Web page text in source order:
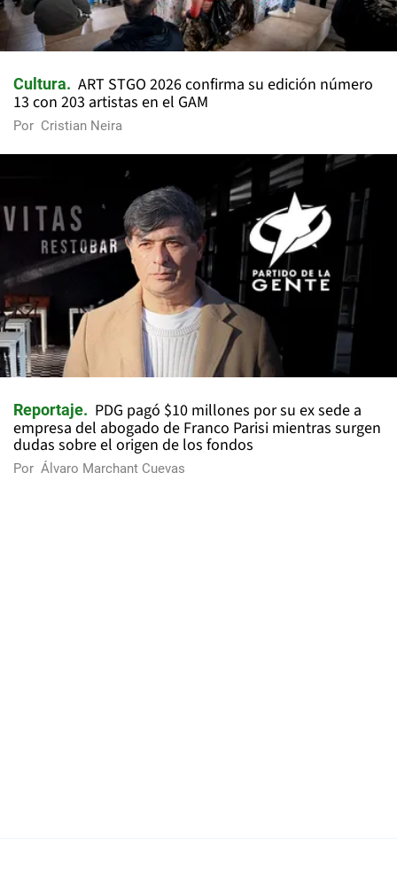
Cultura
ART STGO 2026 confirma su edición número
13 con 203 artistas en el GAM
Por Cristian Neira
Reportaje
PDG pagó $10 millones por su ex sede a
empresa del abogado de Franco Parisi mientras surgen
dudas sobre el origen de los fondos
Por Álvaro Marchant Cuevas